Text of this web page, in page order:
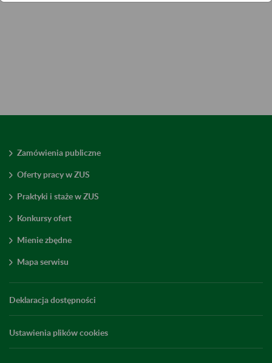
Zamówienia publiczne
Oferty pracy w ZUS
Praktyki i staże w ZUS
Konkursy ofert
Mienie zbędne
Mapa serwisu
Deklaracja dostępności
Ustawienia plików cookies